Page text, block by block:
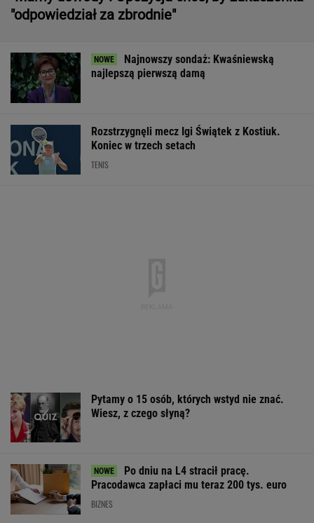
"odpowiedział za zbrodnie"
Najnowszy sondaż: Kwaśniewską
najlepszą pierwszą damą
Rozstrzygnęli mecz Igi Świątek z Kostiuk.
Koniec w trzech setach
TENIS
Pytamy o 15 osób, których wstyd nie znać.
Wiesz, z czego słyną?
Po dniu na L4 stracił pracę.
Pracodawca zapłaci mu teraz 200 tys. euro
BIZNES